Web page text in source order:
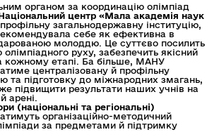
органом за координацію олімпіад
центр «Мала академія наук
загальнодержавну інституцію,
себе як ефективна в
молоддю. Це суттєво посилить
олімпіадного руху, забезпечить якісний
кожному етапі. Ба більше, МАНУ
централізовану й профільну
та підготовку до міжнародних змагань,
підвищити результати наших учнів на
арені.
(національні та регіональні)
організаційно-методичний
за предметами й підтримку